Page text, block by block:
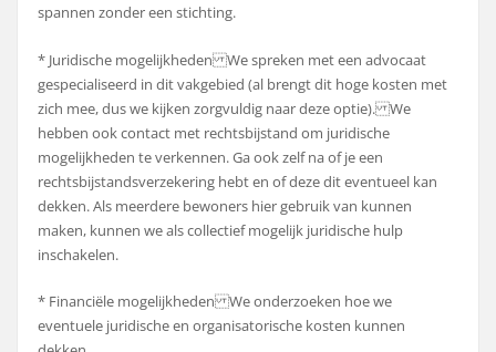
spannen zonder een stichting.
* Juridische mogelijkheden We spreken met een advocaat
gespecialiseerd in dit vakgebied (al brengt dit hoge kosten met
zich mee, dus we kijken zorgvuldig naar deze optie). We
hebben ook contact met rechtsbijstand om juridische
mogelijkheden te verkennen. Ga ook zelf na of je een
rechtsbijstandsverzekering hebt en of deze dit eventueel kan
dekken. Als meerdere bewoners hier gebruik van kunnen
maken, kunnen we als collectief mogelijk juridische hulp
inschakelen.
* Financiële mogelijkheden We onderzoeken hoe we
eventuele juridische en organisatorische kosten kunnen